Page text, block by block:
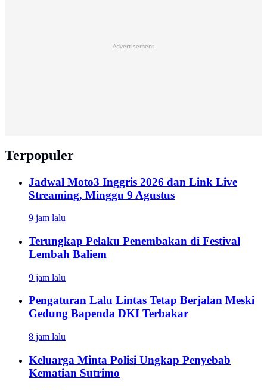
Advertisement
Terpopuler
Jadwal Moto3 Inggris 2026 dan Link Live
Streaming, Minggu 9 Agustus
9 jam lalu
Terungkap Pelaku Penembakan di Festival
Lembah Baliem
9 jam lalu
Pengaturan Lalu Lintas Tetap Berjalan Meski
Gedung Bapenda DKI Terbakar
8 jam lalu
Keluarga Minta Polisi Ungkap Penyebab
Kematian Sutrimo